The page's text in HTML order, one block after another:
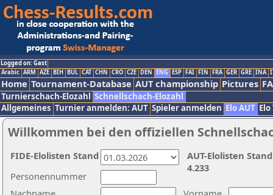
Logged on: Gast
Arabic ARM AZE BIH BUL CAT CHN CRO CZE DEN ENG ESP FAI FIN FRA GER GRE INA
Home Tournament-Database AUT championship Pictures
Turnierschach-Elozahl Schnellschach-Elozahl
Allgemeines Turnier anmelden: AUT Spieler anmelden Elo AUT
Willkommen bei den offiziellen
Personennummer
AUT-Elolisten
4.233
FIDE-Elolisten Stand